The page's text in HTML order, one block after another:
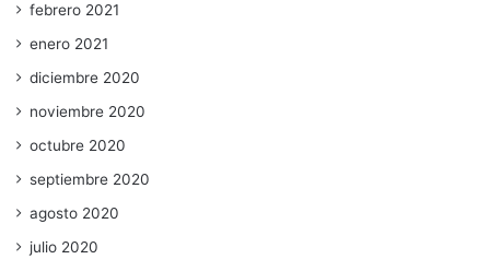
febrero 2021
enero 2021
diciembre 2020
noviembre 2020
octubre 2020
septiembre 2020
agosto 2020
julio 2020